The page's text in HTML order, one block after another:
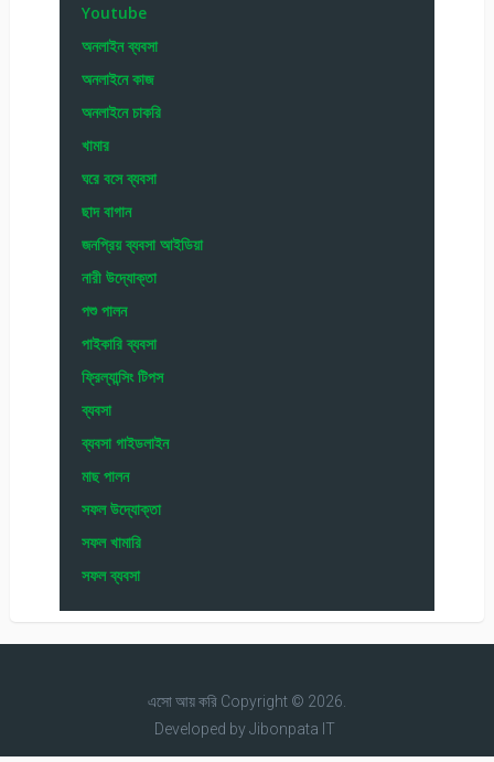
Youtube
অনলাইন ব্যবসা
অনলাইনে কাজ
অনলাইনে চাকরি
খামার
ঘরে বসে ব্যবসা
ছাদ বাগান
জনপ্রিয় ব্যবসা আইডিয়া
নারী উদ্যোক্তা
পশু পালন
পাইকারি ব্যবসা
ফ্রিল্যান্সিং টিপস
ব্যবসা
ব্যবসা গাইডলাইন
মাছ পালন
সফল উদ্যোক্তা
সফল খামারি
সফল ব্যবসা
এসো আয় করিCopyright © 2026.
Developed byJibonpata IT